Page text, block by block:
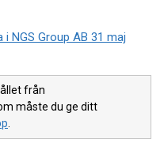
NGS Group AB 31 maj
från
måste du ge ditt